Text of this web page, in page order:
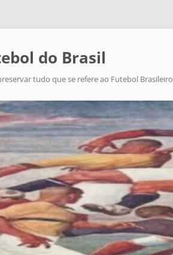
do Brasil
tudo que se refere ao Futebol Brasileiro